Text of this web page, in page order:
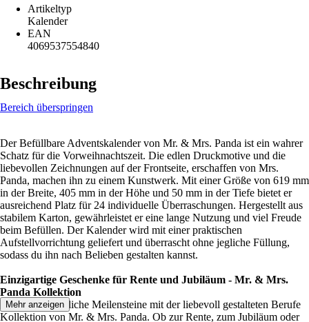
Artikeltyp
Kalender
EAN
4069537554840
Beschreibung
Bereich überspringen
Der Befüllbare Adventskalender von Mr. & Mrs. Panda ist ein wahrer
Schatz für die Vorweihnachtszeit. Die edlen Druckmotive und die
liebevollen Zeichnungen auf der Frontseite, erschaffen von Mrs.
Panda, machen ihn zu einem Kunstwerk. Mit einer Größe von 619 mm
in der Breite, 405 mm in der Höhe und 50 mm in der Tiefe bietet er
ausreichend Platz für 24 individuelle Überraschungen. Hergestellt aus
stabilem Karton, gewährleistet er eine lange Nutzung und viel Freude
beim Befüllen. Der Kalender wird mit einer praktischen
Aufstellvorrichtung geliefert und überrascht ohne jegliche Füllung,
sodass du ihn nach Belieben gestalten kannst.
Einzigartige Geschenke für Rente und Jubiläum - Mr. & Mrs.
Panda Kollektion
Ehren Sie berufliche Meilensteine mit der liebevoll gestalteten Berufe
Kollektion von Mr. & Mrs. Panda. Ob zur Rente, zum Jubiläum oder
Mehr anzeigen